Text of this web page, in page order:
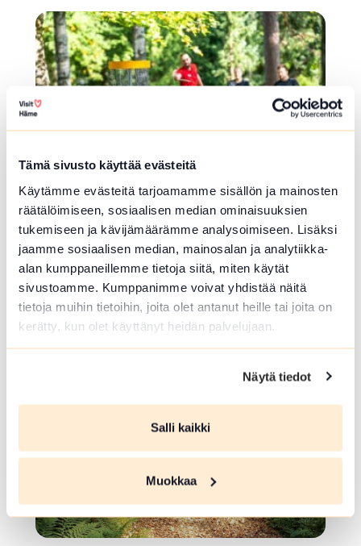
Tämä sivusto käyttää evästeitä
Käytämme evästeitä tarjoamamme sisällön ja mainosten
räätälöimiseen, sosiaalisen median ominaisuuksien
tukemiseen ja kävijämäärämme analysoimiseen. Lisäksi
jaamme sosiaalisen median, mainosalan ja analytiikka-
alan kumppaneillemme tietoja siitä, miten käytät
sivustoamme. Kumppanimme voivat yhdistää näitä
tietoja muihin tietoihin, joita olet antanut heille tai joita on
kerätty, kun olet käyttänyt heidän palvelujaan.
Näytä tiedot
Salli kaikki
Muokkaa
array(0) { }
FRISBEEGOLFRATA
Jokioinen DiscGolfPark
Kenttätie 17 , Jokioinen
Jonkin verran korkeuseroja. Ei talvikäytössä.
Lue lisää luontokohteesta Jokioinen DiscGolfPark